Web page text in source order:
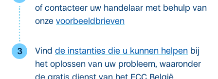
of contacteer uw handelaar met behulp van
onze voorbeeldbrieven
Vind de instanties die u kunnen helpen bij
het oplossen van uw probleem, waaronder
de gratis dienst van het ECC België